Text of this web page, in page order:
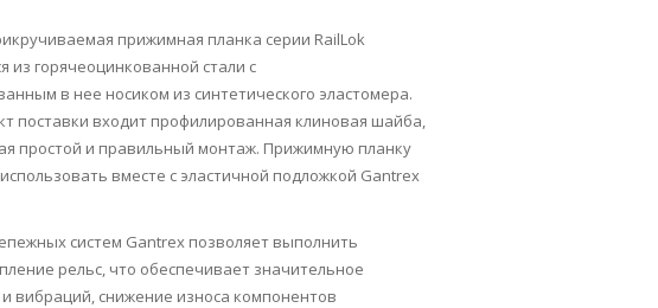
прижимная планка серии RailLok
из горячеоцинкованной стали с
в нее носиком из синтетического эластомера.
поставки входит профилированная клиновая шайба,
простой и правильный монтаж. Прижимную планку
вместе с эластичной подложкой Gantrex
систем Gantrex позволяет выполнить
рельс, что обеспечивает значительное
вибраций, снижение износа компонентов